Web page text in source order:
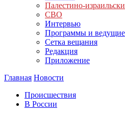
Палестино-
СВО
Интервью
Программы и ведущие
Сетка вещания
Редакция
Приложение
Главная Новости
Происшествия
В России